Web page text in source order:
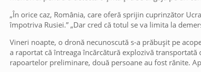
„În orice caz, România, care oferă sprijin cuprinzător
împotriva Rusiei.” „Dar cred că totul se va limita la
Vineri noapte, o dronă necunoscută s-a prăbușit pe
a raportat că întreaga încărcătură explozivă
rapoartelor preliminare, două persoane au fost rănite.